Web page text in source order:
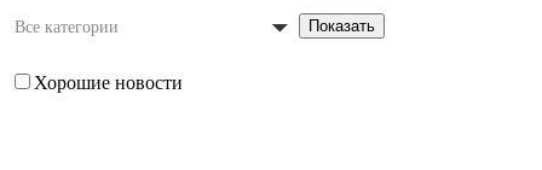
Все категории Показать
Хорошие новости